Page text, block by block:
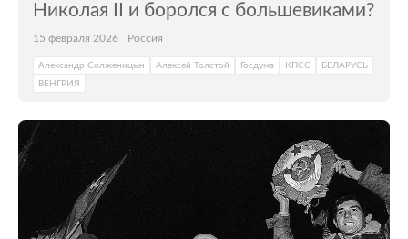
Николая II и боролся с большевиками?
15 февраля 2026 Россия
Александр Солженицын Алексей Толстой Госдума КПСС
БЕЛАРУСЬ
ВЕНГРИЯ